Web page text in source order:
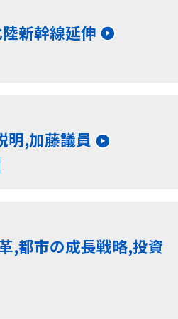
新幹線延伸
明,加藤議員
,都市の成長戦略,投資